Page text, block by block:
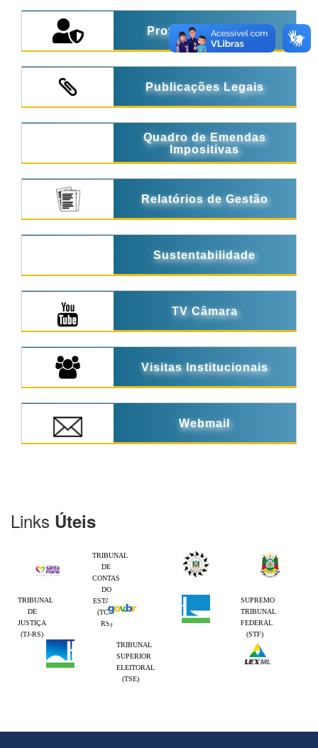
Proteção de Dados
Publicações Legais
Quadro de Emendas
Impositivas
Relatórios de Gestão
Sustentabilidade
TV Câmara
Visitas Institucionais
Webmail
Links Úteis
TRIBUNAL
DE
CONTAS
DO
ESTADO
(TCE-
RS)
TRIBUNAL
DE
JUSTIÇA
(TJ-RS)
SUPREMO
TRIBUNAL
FEDERAL
(STF)
TRIBUNAL
SUPERIOR
ELEITORAL
(TSE)